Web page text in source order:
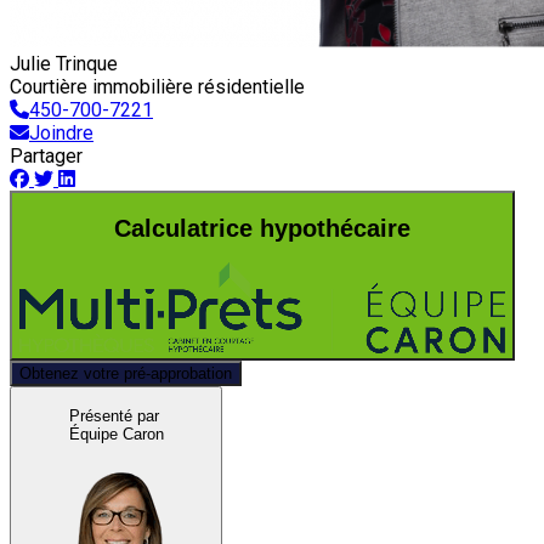
Julie Trinque
Courtière immobilière résidentielle
450-700-7221
Joindre
Partager
Calculatrice hypothécaire
Obtenez votre pré-approbation
Présenté par
Équipe Caron